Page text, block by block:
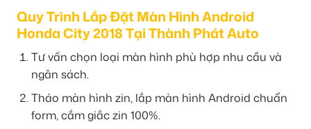
Quy Trình Lắp Đặt Màn Hình Android
Honda City 2018 Tại Thành Phát Auto
Tư vấn chọn loại màn hình phù hợp nhu cầu và
ngân sách.
Tháo màn hình zin, lắp màn hình Android chuẩn
form, cắm giắc zin 100%.